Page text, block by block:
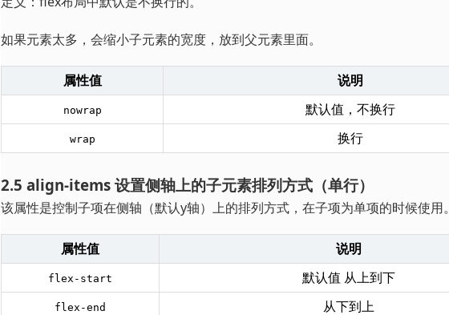
如果元素太多，会缩小子元素的宽度，放到父元素里面。
属性值 说明
nowrap 默认值，不换行
wrap 换行
2.5 align-items 设置侧轴上的子元素排列方式（单行）
该属性是控制子项在侧轴（默认y轴）上的排列方式，在子项为单项的时候使用
属性值 说明
flex-start 默认值 从上到下
flex-end 从下到上